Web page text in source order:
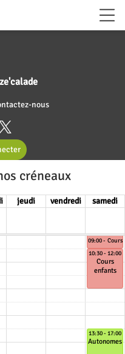
nous
créneaux
jeudi vendredi
samedi
Cours
10:30 - 12:00
Cours
enfants
13:30 - 17:00
Autonomes